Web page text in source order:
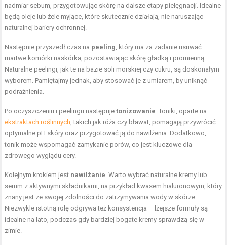
nadmiar sebum, przygotowując skórę na dalsze etapy pielęgnacji. Idealne
będą oleje lub żele myjące, które skutecznie działają, nie naruszając
naturalnej bariery ochronnej.
Następnie przyszedł czas na peeling, który ma za zadanie usuwać
martwe komórki naskórka, pozostawiając skórę gładką i promienną.
Naturalne peelingi, jak te na bazie soli morskiej czy cukru, są doskonałym
wyborem. Pamiętajmy jednak, aby stosować je z umiarem, by uniknąć
podrażnienia.
Po oczyszczeniu i peelingu następujetonizowanie. Toniki, oparte na
ekstraktach roślinnych, takich jak róża czy bławat, pomagają przywrócić
optymalne pH skóry oraz przygotować ją do nawilżenia. Dodatkowo,
tonik może wspomagać zamykanie porów, co jest kluczowe dla
zdrowego wyglądu cery.
Kolejnym krokiem jest nawilżanie. Warto wybrać naturalne kremy lub
serum z aktywnymi składnikami, na przykład kwasem hialuronowym, który
znany jest ze swojej zdolności do zatrzymywania wody w skórze.
Niezwykle istotną rolę odgrywa też konsystencja – lżejsze formuły są
idealne na lato, podczas gdy bardziej bogate kremy sprawdzą się w
zimie.